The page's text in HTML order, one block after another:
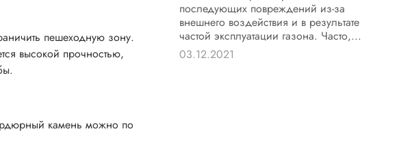
пешеходную зону.
высокой прочностью,
камень можно по
последующих повреждений из-за
внешнего воздействия и в результате
частой эксплуатации газона. Часто,...
03.12.2021